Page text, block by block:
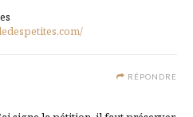
RÉPONDRE